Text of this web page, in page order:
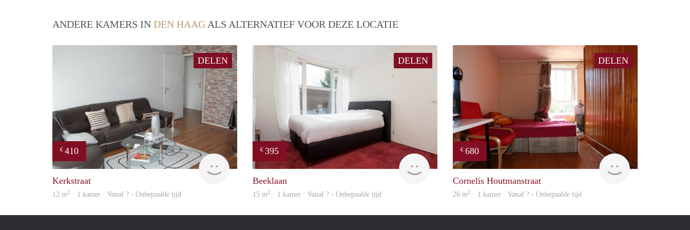
ANDERE KAMERS IN DEN HAAG ALS ALTERNATIEF VOOR DEZE LOCATIE
DELEN
€ 410
finder
Kerkstraat
12 m2 · 1 kamer · Vanaf ? - Onbepaalde tijd
DELEN
€ 395
finder
Beeklaan
15 m2 · 1 kamer · Vanaf ? - Onbepaalde tijd
DELEN
€ 680
Cornelis Houtmanstraat
26 m2 · 1 kamer · Vanaf ? - Onbepaalde tijd